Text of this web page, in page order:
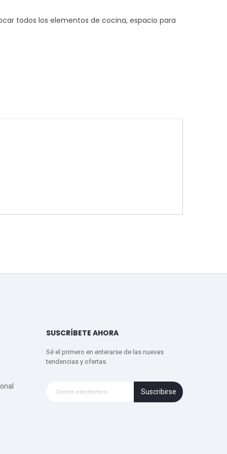
todos los elementos de cocina, espacio para
SUSCRÍBETE AHORA
Sé el primero en enterarse de las nuevas
tendencias y ofertas.
Suscribirse